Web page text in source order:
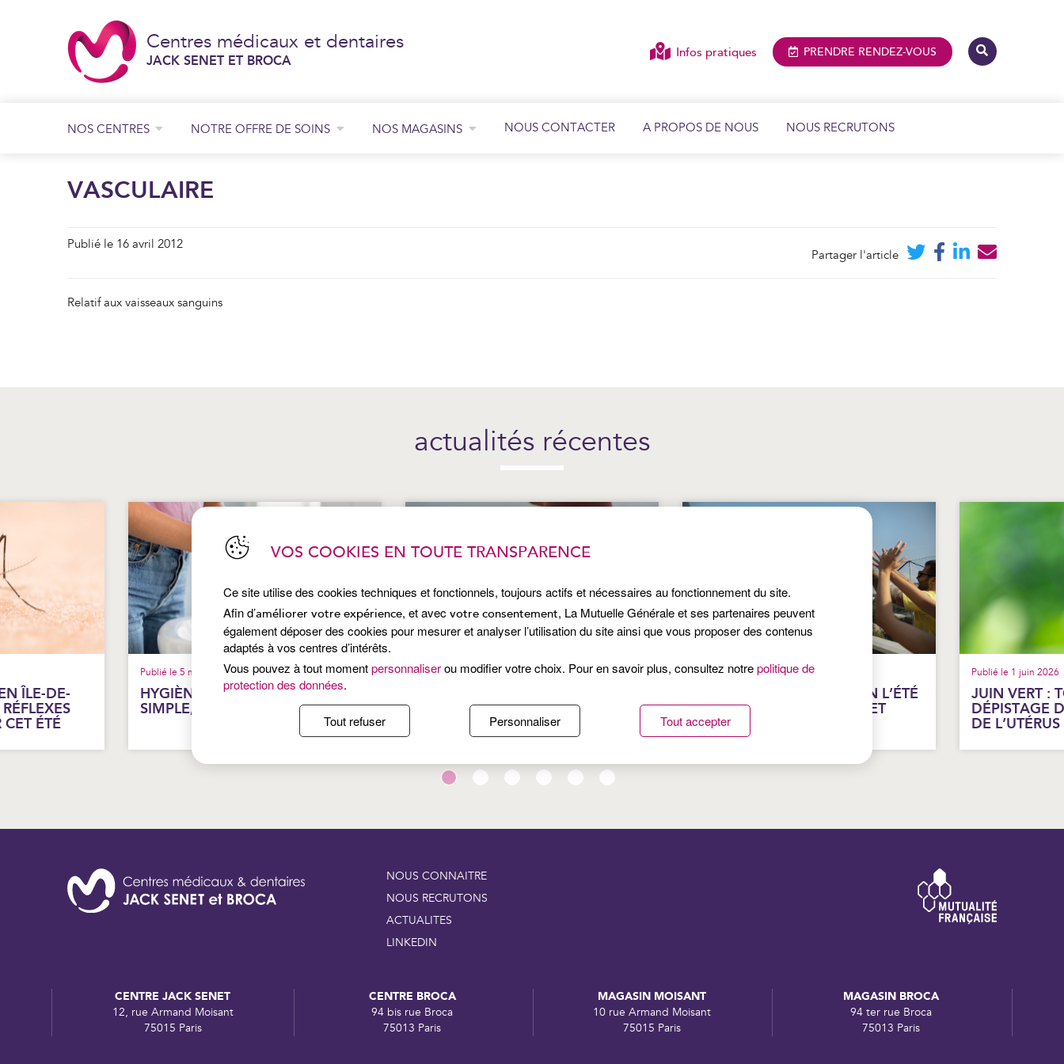
Centres médicaux et dentaires
JACK SENET ET BROCA Infos pratiques PRENDRE RENDEZ-VOUS
NOS CENTRES NOTRE OFFRE DE SOINS NOS MAGASINS NOUS CONTACTER A PROPOS DE NOUS NOUS RECRUTONS
VASCULAIRE
Publié le 16 avril 2012
Partager l'article
Relatif aux vaisseaux sanguins
actualités récentes
ÎLE-DE-
CET ÉTÉ
Publié le 5 mai 2026
HYGIÈNE DES MAINS : UN GESTE
SIMPLE, DES EFFETS DURABLES
Publié le 7 juillet 2026
LES BONS RÉFLEXES DE L’ÉTÉ
Publié le 25 juin 2026
PROTÉGER SON AUDITION L’ÉTÉ
: FESTIVALS, ÉCOUTEURS ET
BAIGNADE
Publié le 1 juin 2026
JUIN VERT :
DÉPISTAGE
DE L’UTÉRUS
NOUS CONNAITRE
NOUS RECRUTONS
ACTUALITES
LINKEDIN
CENTRE JACK SENET
12, rue Armand Moisant
75015 Paris
CENTRE BROCA
94 bis rue Broca
75013 Paris
MAGASIN MOISANT
10 rue Armand Moisant
75015 Paris
MAGASIN BROCA
94 ter rue Broca
75013 Paris
VOS COOKIES EN TOUTE TRANSPARENCE
Ce site utilise des cookies techniques et fonctionnels, toujours actifs et nécessaires au fonctionnement du site.
Afin d’améliorer votre expérience, et avec votre consentement, La Mutuelle Générale et ses partenaires peuvent
également déposer des cookies pour mesurer et analyser l’utilisation du site ainsi que vous proposer des contenus
adaptés à vos centres d’intérêts.
Vous pouvez à tout momentpersonnaliserou modifier votre choix. Pour en savoir plus, consultez notrepolitique de
protection des données.
Tout accepter
Personnaliser
Tout refuser